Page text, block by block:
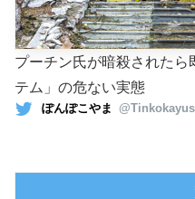
プーチン氏が暗殺された
テム」の危ない実態
ぽんぽこやま